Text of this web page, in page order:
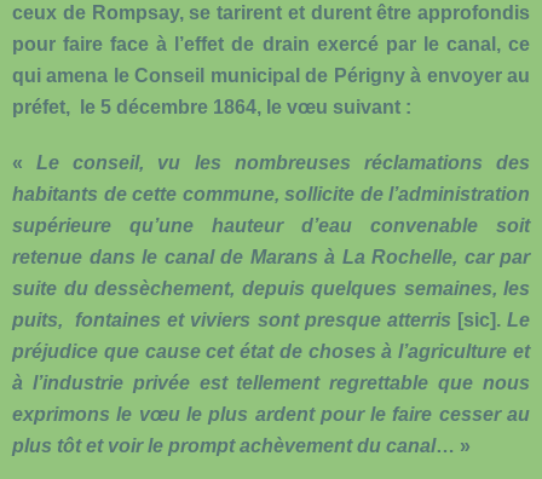
ceux de Rompsay, se tarirent et durent être approfondis
pour faire face à l’effet de drain exercé par le canal, ce
qui amena le Conseil municipal de Périgny à envoyer au
préfet, le 5 décembre 1864, le vœu suivant :
«Le conseil, vu les nombreuses réclamations des
habitants de cette commune, sollicite de l’administration
supérieure qu’une hauteur d’eau convenable soit
retenue dans le canal de Marans à La Rochelle, car par
suite du dessèchement, depuis quelques semaines, les
puits, fontaines et viviers sont presque atterris [sic].Le
préjudice que cause cet état de choses à l’agriculture et
à l’industrie privée est tellement regrettable que nous
exprimons le vœu le plus ardent pour le faire cesser au
plus tôt et voir le prompt achèvement du canal… »